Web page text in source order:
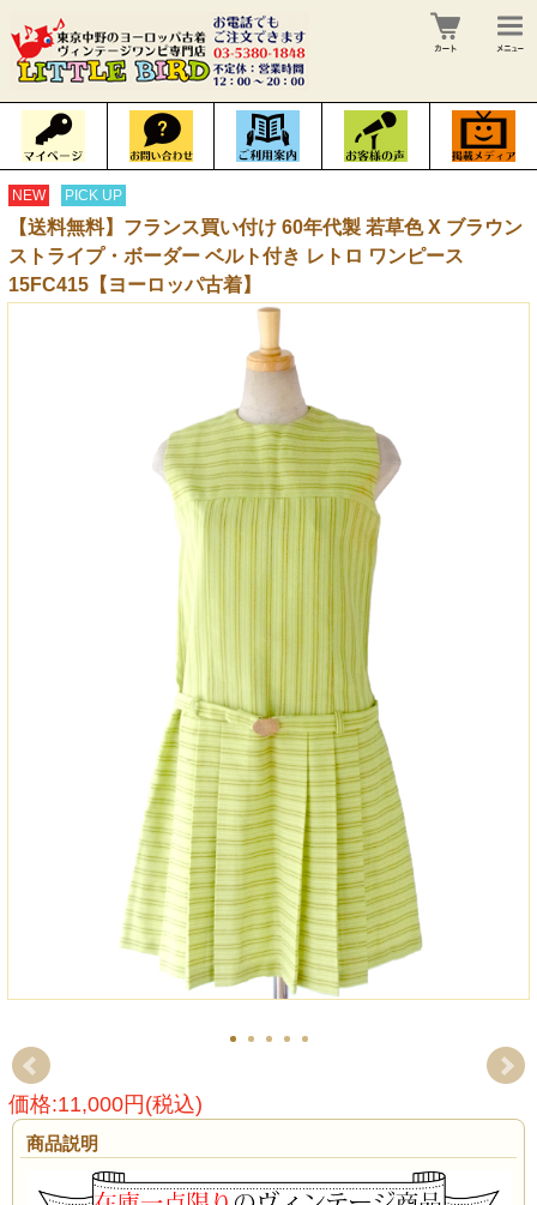
NEW PICK UP
【送料無料】フランス買い付け 60年代製 若草色 X ブラウン
ストライプ・ボーダー ベルト付き レトロ ワンピース
15FC415【ヨーロッパ古着】
価格:11,000円(税込)
商品説明